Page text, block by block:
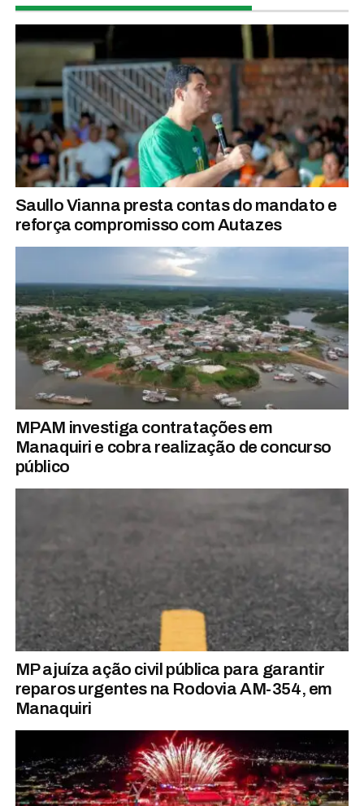
Saullo Vianna presta contas do mandato e
reforça compromisso com Autazes
MPAM investiga contratações em
Manaquiri e cobra realização de concurso
público
MP ajuíza ação civil pública para garantir
reparos urgentes na Rodovia AM-354, em
Manaquiri